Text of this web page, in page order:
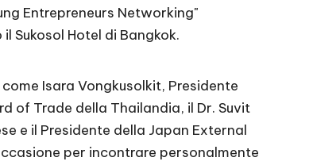
Entrepreneurs Networking"
Sukosol Hotel di Bangkok.
Isara Vongkusolkit, Presidente
of Trade della Thailandia, il Dr. Suvit
e il Presidente della Japan External
per incontrare personalmente